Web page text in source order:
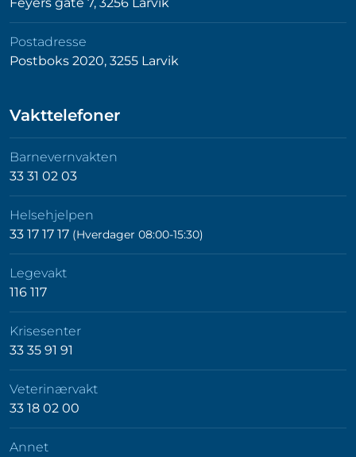
Postadresse
Postboks 2020, 3255 Larvik
Vakttelefoner
Barnevernvakten
33 31 02 03
Helsehjelpen
33 17 17 17 (Hverdager 08:00-15:30)
Legevakt
116 117
Krisesenter
33 35 91 91
Veterinærvakt
33 18 02 00
Annet